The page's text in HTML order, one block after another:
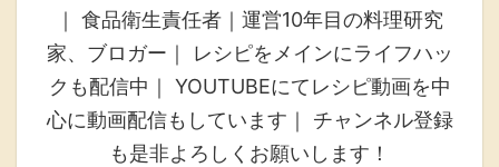
｜ 食品衛生責任者｜運営10年目の料理研究
家、ブロガー｜ レシピをメインにライフハッ
クも配信中｜ YOUTUBEにてレシピ動画を中
心に動画配信もしています｜ チャンネル登録
も是非よろしくお願いします！